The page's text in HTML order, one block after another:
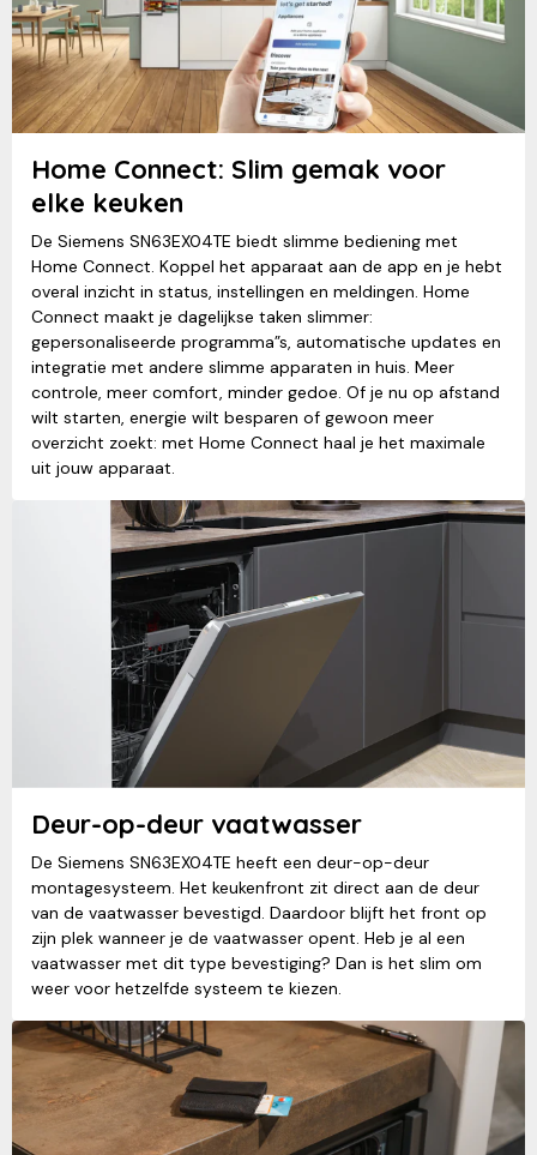
Home Connect: Slim gemak voor
elke keuken
De Siemens SN63EX04TE biedt slimme bediening met
Home Connect. Koppel het apparaat aan de app en je hebt
overal inzicht in status, instellingen en meldingen. Home
Connect maakt je dagelijkse taken slimmer:
gepersonaliseerde programma”s, automatische updates en
integratie met andere slimme apparaten in huis. Meer
controle, meer comfort, minder gedoe. Of je nu op afstand
wilt starten, energie wilt besparen of gewoon meer
overzicht zoekt: met Home Connect haal je het maximale
uit jouw apparaat.
Deur-op-deur vaatwasser
De Siemens SN63EX04TE heeft een deur-op-deur
montagesysteem. Het keukenfront zit direct aan de deur
van de vaatwasser bevestigd. Daardoor blijft het front op
zijn plek wanneer je de vaatwasser opent. Heb je al een
vaatwasser met dit type bevestiging? Dan is het slim om
weer voor hetzelfde systeem te kiezen.